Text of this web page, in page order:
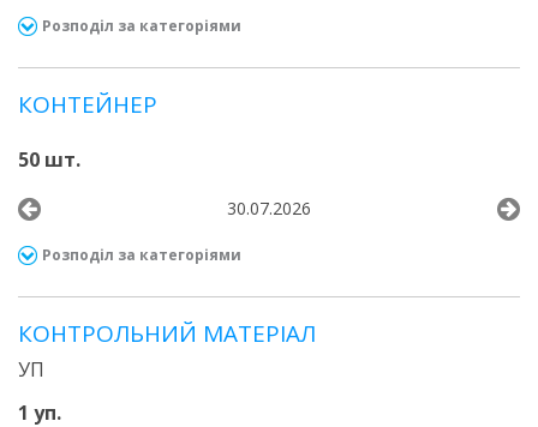
Розподіл за категоріями
КОНТЕЙНЕР
50 шт.
30.07.2026
Розподіл за категоріями
КОНТРОЛЬНИЙ МАТЕРІАЛ
УП
1 уп.